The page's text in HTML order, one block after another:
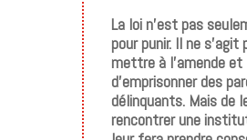
La loi n’est pas
pour punir. Il ne s’agit
mettre à l’amende et
d’emprisonner des
délinquants. Mais de
rencontrer une